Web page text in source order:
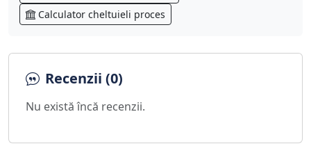
Calculator cheltuieli proces
Recenzii (0)
Nu există încă recenzii.